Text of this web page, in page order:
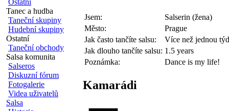
Ostatní
Tanec a hudba
Taneční skupiny
Hudební skupiny
Ostatní
Taneční obchody
Salsa komunita
Salseros
Diskuzní fórum
Fotogalerie
Videa uživatelů
Salsa
Jsem:
Salserin (žena)
Město:
Prague
Jak často tančíte salsu:
Více než jednou
Jak dlouho tančíte salsu: 1.5 years
Poznámka:
Dance is my life!
Kamarádi